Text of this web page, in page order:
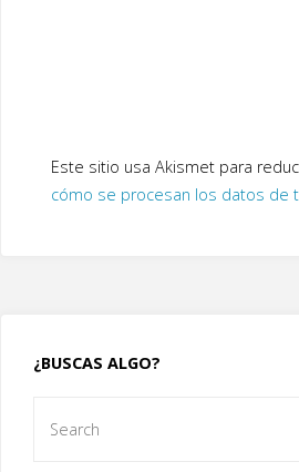
Este sitio usa Akismet para
cómo se procesan los datos de
¿BUSCAS ALGO?